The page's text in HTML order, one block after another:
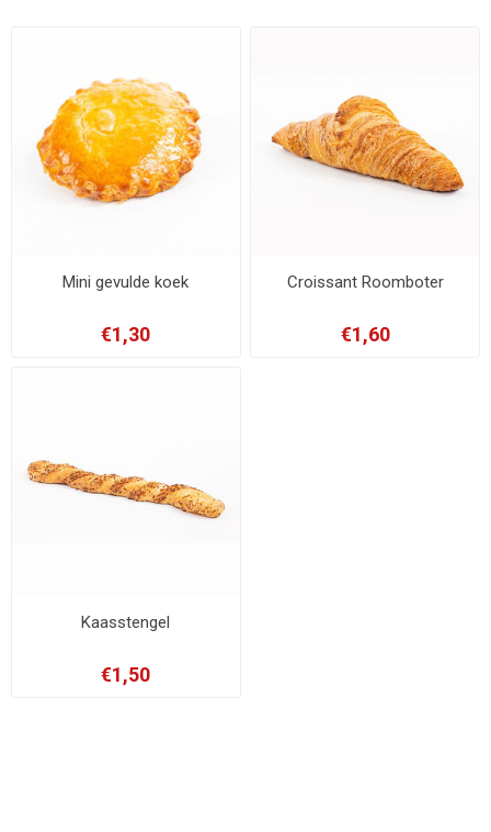
Mini gevulde koek
€1,30
Croissant Roomboter
€1,60
Kaasstengel
€1,50